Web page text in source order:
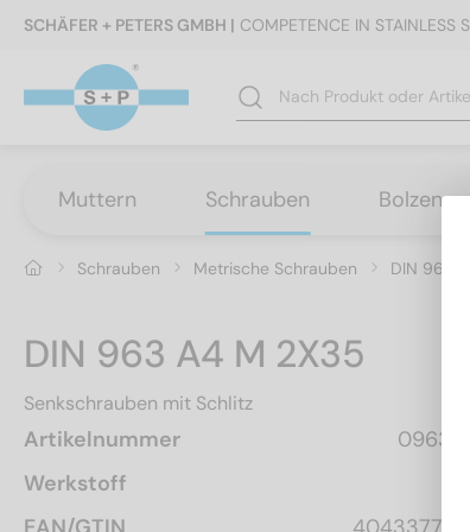
SCHÄFER + PETERS GMBH | COMPETENCE IN STAINLESS
Muttern Schrauben Bolzen
Schrauben Metrische Schrauben DIN 963
DIN 963 A4 M 2X35
Senkschrauben mit Schlitz
Artikelnummer
Werkstoff